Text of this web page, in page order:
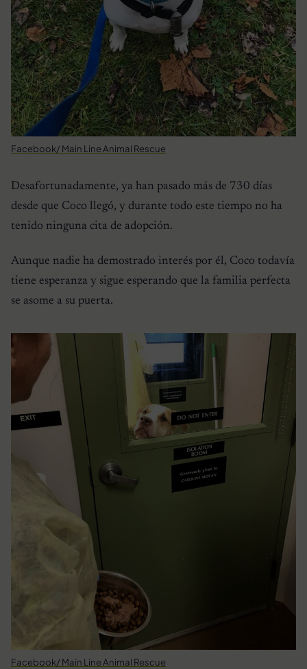
Facebook/ Main Line Animal Rescue
Desafortunadamente, ya han pasado más de 730 días
desde que Coco llegó, y durante todo este tiempo no ha
tenido ninguna cita de adopción.
Aunque nadie ha demostrado interés por él, Coco todavía
tiene esperanza y sigue esperando que la familia perfecta
se asome a su puerta.
Facebook/ Main Line Animal Rescue